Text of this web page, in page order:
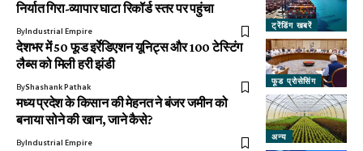
ट्रेंडिंग खबरें
निर्यात गिरा-व्यापार घाटा रिकॉर्ड स्तर पर पहुंचा
ByIndustrial Empire
फूड प्रोसेसिंग
देशभर में 50 फूड इर्रेडिएशन यूनिट्स और 100 टेस्टिंग
लैब्स को मिली हरी झंडी
ByShashank Pathak
अन्य
मध्य प्रदेश के किसान की मेहनत ने बंजर जमीन को
बनाया सोने की खान, जाने कैसे?
ByIndustrial Empire